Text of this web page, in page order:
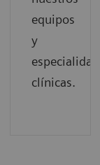
equipos
y
clínicas.